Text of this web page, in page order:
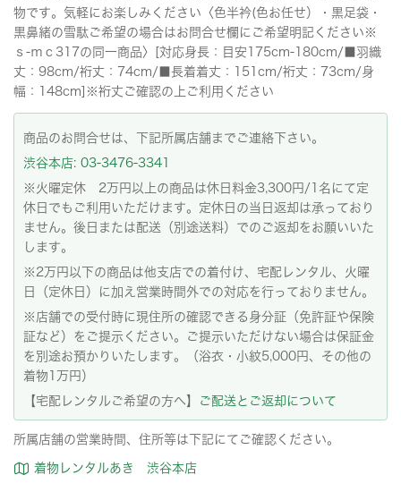
物です。気軽にお楽しみください〈色半衿(色お任せ）・黒足袋・
黒鼻緒の雪駄ご希望の場合はお問合せ欄にご希望明記ください※
ｓ-ｍｃ317の同一商品〉[対応身長：目安175cm-180cm/■羽織
丈：98cm/裄丈：74cm/■長着着丈：151cm/裄丈：73cm/身
幅：148cm]※裄丈ご確認の上ご利用ください
商品のお問合せは、下記所属店舗までご連絡下さい。
渋谷本店: 03-3476-3341
※火曜定休 2万円以上の商品は休日料金3,300円/1名にて定
休日でもご利用いただけます。定休日の当日返却は承っており
ません。後日または配送（別途送料）でのご返却をお願いいた
します。
※2万円以下の商品は他支店での着付け、宅配レンタル、火曜
日（定休日）に加え営業時間外での対応を行っておりません。
※店舗での受付時に現住所の確認できる身分証（免許証や保険
証など）をご提示ください。ご提示いただけない場合は保証金
を別途お預かりいたします。（浴衣・小紋5,000円、その他の
着物1万円）
【宅配レンタルご希望の方へ】
ご配送とご返却について
所属店舗の営業時間、住所等は下記にてご確認ください。
着物レンタルあき 渋谷本店